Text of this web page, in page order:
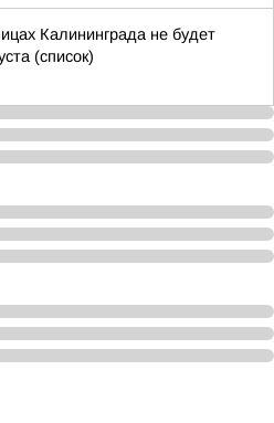
Калининграда не будет
(список)